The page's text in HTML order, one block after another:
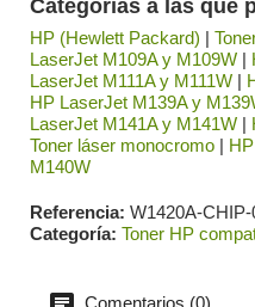
Categorías a las que
HP (Hewlett Packard) |
LaserJet M109A y M109W |
LaserJet M111A y M111W |
HP LaserJet M139A y
LaserJet M141A y M141W |
Toner láser monocromo |
M140W
Referencia W1420A-CHIP-
Categoría Toner HP
Comentarios (0)